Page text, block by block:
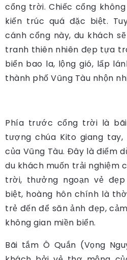
cổng trời. Chiếc cổng
kiến trúc quá đặc biệt.
cánh cổng này, du khách
tranh thiên nhiên đẹp tựa
biển bao la, lộng gió, lấp
thành phố Vũng Tàu nhộn
Phía trước cổng trời là
tượng chúa Kito giang
của Vũng Tàu. Đây là điểm
du khách muốn trải nghiệm
trời, thưởng ngoạn vẻ
biệt, hoàng hôn chính là
trẻ đến để săn ảnh đẹp,
không gian miền biển.
Bãi tắm Ô Quắn (Vọng